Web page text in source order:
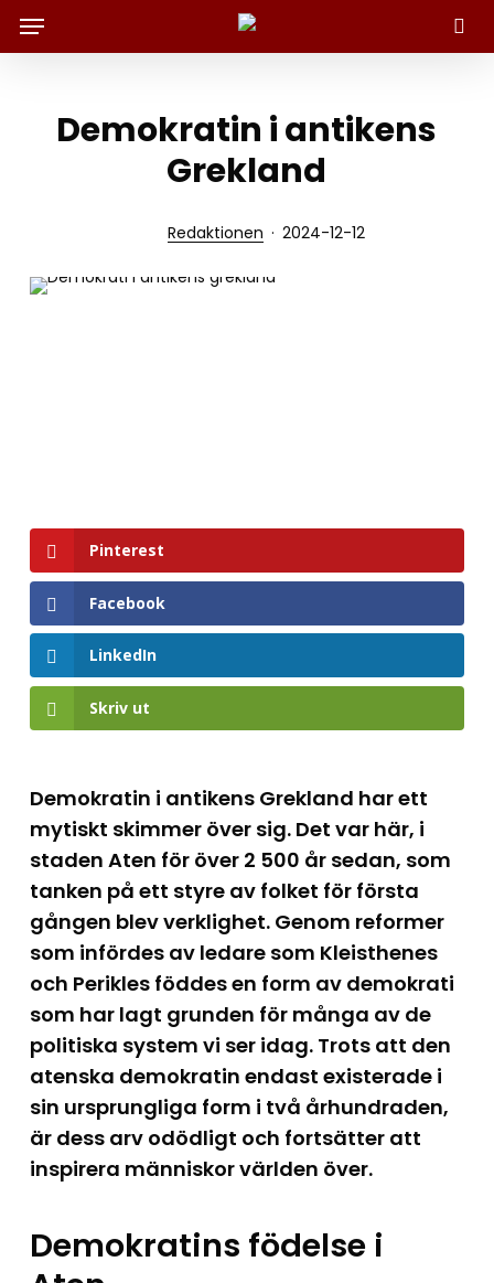
Sök
Menu
Demokratin i antikens
Grekland
Redaktionen 2024-12-12
Pinterest
Facebook
LinkedIn
Skriv ut
Demokratin i antikens Grekland har ett
mytiskt skimmer över sig. Det var här, i
staden Aten för över 2 500 år sedan, som
tanken på ett styre av folket för första
gången blev verklighet. Genom reformer
som infördes av ledare som Kleisthenes
och Perikles föddes en form av demokrati
som har lagt grunden för många av de
politiska system vi ser idag. Trots att den
atenska demokratin endast existerade i
sin ursprungliga form i två århundraden,
är dess arv odödligt och fortsätter att
inspirera människor världen över.
Demokratins födelse i